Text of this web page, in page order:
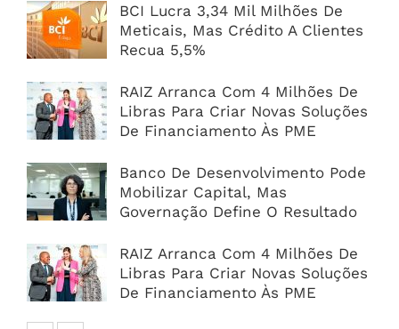
BCI Lucra 3,34 Mil Milhões De
Meticais, Mas Crédito A Clientes
Recua 5,5%
RAIZ Arranca Com 4 Milhões De
Libras Para Criar Novas Soluções
De Financiamento Às PME
Banco De Desenvolvimento Pode
Mobilizar Capital, Mas
Governação Define O Resultado
RAIZ Arranca Com 4 Milhões De
Libras Para Criar Novas Soluções
De Financiamento Às PME